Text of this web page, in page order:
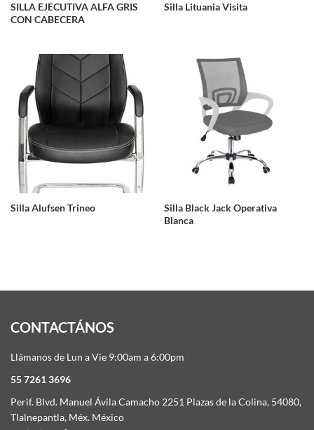
SILLA EJECUTIVA ALFA GRIS
CON CABECERA
Silla Lituania Visita
Silla Alufsen Trineo
Silla Black Jack Operativa
Blanca
CONTACTÁNOS
Llámanos de Lun a Vie 9:00am a 6:00pm
55 7261 3696
Perif. Blvd. Manuel Ávila Camacho 2251 Plazas de la Colina, 54080,
Tlalnepantla, Méx. México